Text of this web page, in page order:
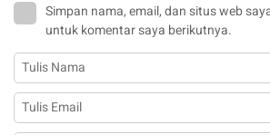
Simpan nama, email, dan situs web
untuk komentar saya berikutnya.